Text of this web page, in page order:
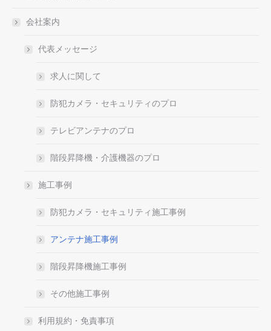
会社案内
代表メッセージ
求人に関して
防犯カメラ・セキュリティのプロ
テレビアンテナのプロ
階段昇降機・介護機器のプロ
施工事例
防犯カメラ・セキュリティ施工事例
アンテナ施工事例
階段昇降機施工事例
その他施工事例
利用規約・免責事項